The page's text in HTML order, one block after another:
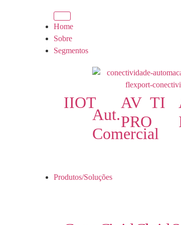
Home
Sobre
Segmentos
IIOT
Aut.
Comercial
AV
PRO
TI
Produtos/Soluções